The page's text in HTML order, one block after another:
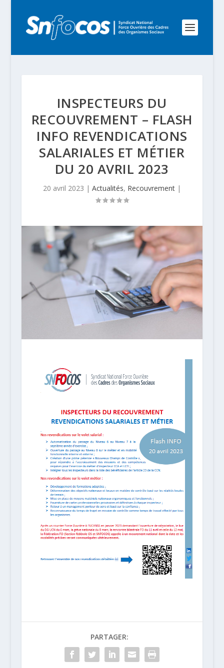
INSPECTEURS DU
RECOUVREMENT – FLASH
INFO REVENDICATIONS
SALARIALES ET MÉTIER
DU 20 AVRIL 2023
20 avril 2023 | Actualités, Recouvrement|
PARTAGER: